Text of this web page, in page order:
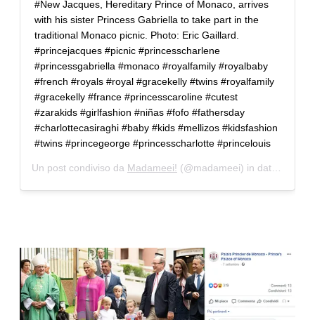
#New Jacques, Hereditary Prince of Monaco, arrives
with his sister Princess Gabriella to take part in the
traditional Monaco picnic. Photo: Eric Gaillard.
#princejacques #picnic #princesscharlene
#princessgabriella #monaco #royalfamily #royalbaby
#french #royals #royal #gracekelly #twins #royalfamily
#gracekelly #france #princesscaroline #cutest
#zarakids #girlfashion #niñas #fofo #fathersday
#charlottecasiraghi #baby #kids #mellizos #kidsfashion
#twins #princegeorge #princesscharlotte #princelouis
Un post condiviso da Madameei! (@madameei) in data: